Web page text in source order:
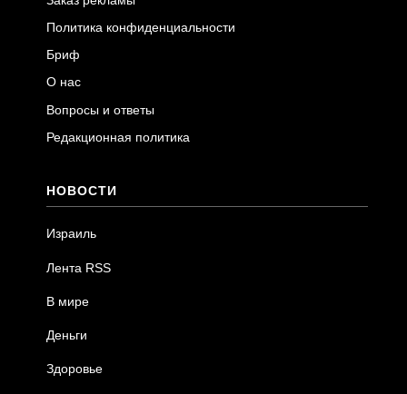
Политика конфиденциальности
Бриф
О нас
Вопросы и ответы
Редакционная политика
НОВОСТИ
Израиль
Лента RSS
В мире
Деньги
Здоровье